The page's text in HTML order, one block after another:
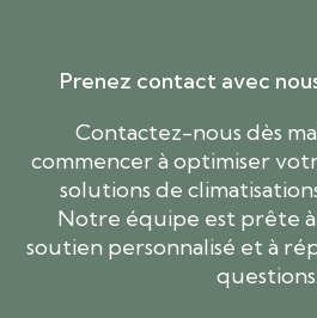
Prenez contact avec
Contactez-nous dès
commencer à optimiser
solutions de
Notre équipe est prête
soutien personnalisé et à
questions.